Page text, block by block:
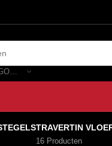
TRAVERTIN
16 Producten